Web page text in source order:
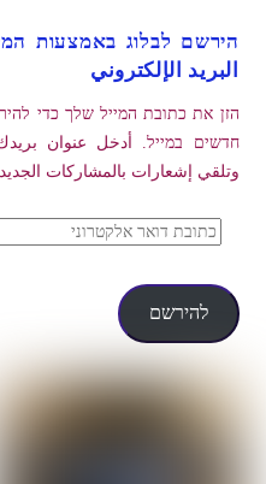
הירשם לבלוג באמצעות
البريد الإلكتروني
הזן את כתובת המייל שלך כדי
חדשים במייל. أدخل عنوان
وتلقي إشعارات بالمشاركات
כתובת
אלקטרוני
להירשם